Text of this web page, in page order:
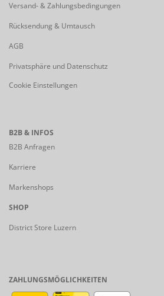
Versand- & Zahlungsbedingungen
Rücksendung & Umtausch
AGB
Privatsphäre und Datenschutz
Cookie Einstellungen
B2B & INFOS
B2B Anfragen
Karriere
Markenshops
SHOP
District Store Luzern
ZAHLUNGSMÖGLICHKEITEN